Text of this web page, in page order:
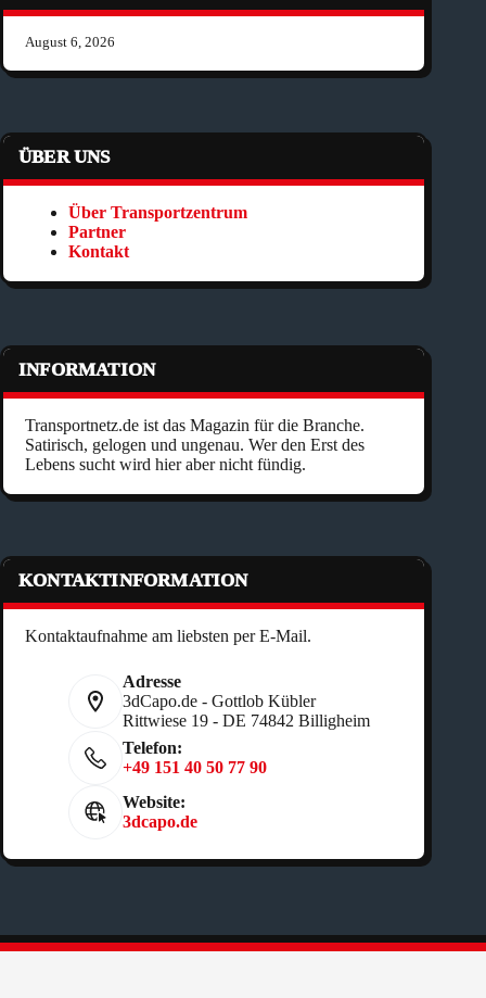
August 6, 2026
ÜBER UNS
Über Transportzentrum
Partner
Kontakt
INFORMATION
Transportnetz.de ist das Magazin für die Branche.
Satirisch, gelogen und ungenau. Wer den Erst des
Lebens sucht wird hier aber nicht fündig.
KONTAKTINFORMATION
Kontaktaufnahme am liebsten per E-Mail.
Adresse
3dCapo.de - Gottlob Kübler
Rittwiese 19 - DE 74842 Billigheim
Telefon:
+49 151 40 50 77 90
Website:
3dcapo.de